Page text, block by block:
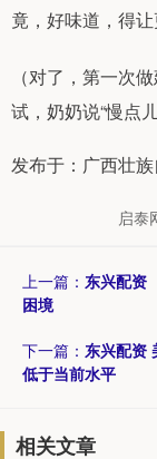
竟，好味道，得让
（对了，第一次
试，奶奶说“慢点
发布于：广西壮
启泰
上一篇： 东兴配资
困境
下一篇： 东兴配资
低于当前水平
相关文章